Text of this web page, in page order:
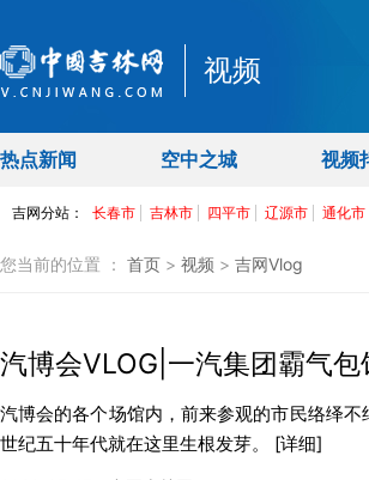
视频
热点新闻 空中之城 视频
您当前的位置 ： 首页 > 视频 > 吉网Vlog
汽博会VLOG|一汽集团霸气
汽博会的各个场馆内，前来参观的市民络绎
世纪五十年代就在这里生根发芽。 [详细]